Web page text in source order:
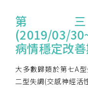
第
(2019/03/
病情穩定改
大多數歸類於第七A
二型失調(交感神經活